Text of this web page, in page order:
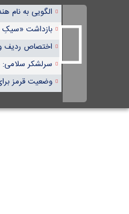
الگویی به نام
بازداشت
اختصاص ردیف
سرلشکر سلامی:
وضعیت قرمز